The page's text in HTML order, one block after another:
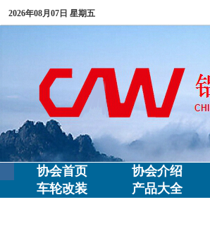
2026年08月07日 星期五
协会首页 协会介绍
车轮改装
产品大全